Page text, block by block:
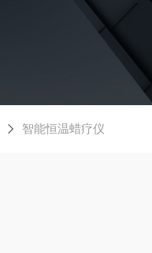
智能恒温蜡疗仪